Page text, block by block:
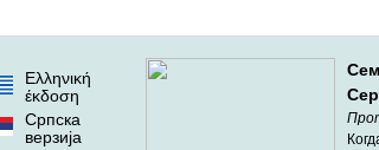
Ελληνική
έκδοση
Српска
верзиjа